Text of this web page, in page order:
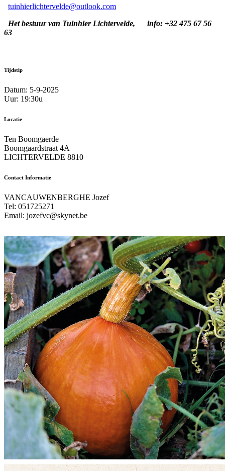
tuinhierlichtervelde@outlook.com
Het bestuur van Tuinhier Lichtervelde,
info: +32 475 67 56
63
Tijdstip
Datum: 5-9-2025
Uur: 19:30u
Locatie
Ten Boomgaerde
Boomgaardstraat 4A
LICHTERVELDE 8810
Contact Informatie
VANCAUWENBERGHE Jozef
Tel: 051725271
Email: jozefvc@skynet.be